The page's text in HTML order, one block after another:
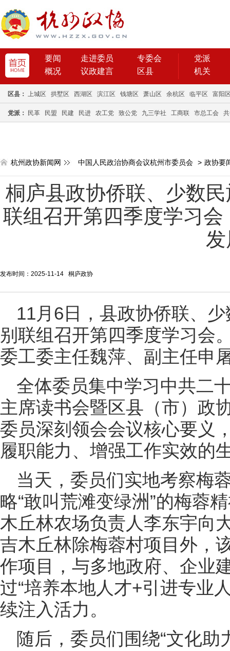
要闻 走进委员
专委会
概况
议政建言 区县
党派
机关
区县： 上城区 拱墅区 西湖区 滨江区 钱塘区 萧山区 余杭区 临平区 富阳
党派： 民革 民盟 民建 民进 农工党 致公党 九三学社 工商联 市总工会
杭州政协新闻网 中国人民政治协商会议杭州市委员会 > 政协要
桐庐县政协侨联、少数
联组召开第四季度学习
发布时间：2025-11-14 桐庐政协
11月6日，县政协侨联、
别联组召开第四季度学习会
委工委主任魏萍、副主任申
全体委员集中学习中共二
主席读书会暨区县（市）政
委员深刻领会会议核心要义
履职能力、增强工作实效的
当天，委员们实地考察梅
略“敢叫荒滩变绿洲”的梅蓉
木丘林农场负责人李东宇向
吉木丘林除梅蓉村项目外，
作项目，与多地政府、企业
过“培养本地人才+引进专业
续注入活力。
随后，委员们围绕“文化